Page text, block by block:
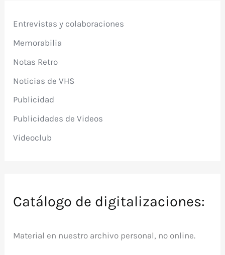
Entrevistas y colaboraciones
Memorabilia
Notas Retro
Noticias de VHS
Publicidad
Publicidades de Videos
Videoclub
Catálogo de digitalizaciones:
Material en nuestro archivo personal, no online.